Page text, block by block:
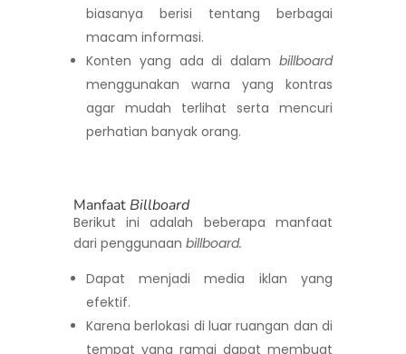
biasanya berisi tentang berbagai
macam informasi.
Konten yang ada di dalambillboard
menggunakan warna yang kontras
agar mudah terlihat serta mencuri
perhatian banyak orang.
Manfaat Billboard
Berikut ini adalah beberapa manfaat
dari penggunaan billboard.
Dapat menjadi media iklan yang
efektif.
Karena berlokasi di luar ruangan dan di
tempat yang ramai dapat membuat